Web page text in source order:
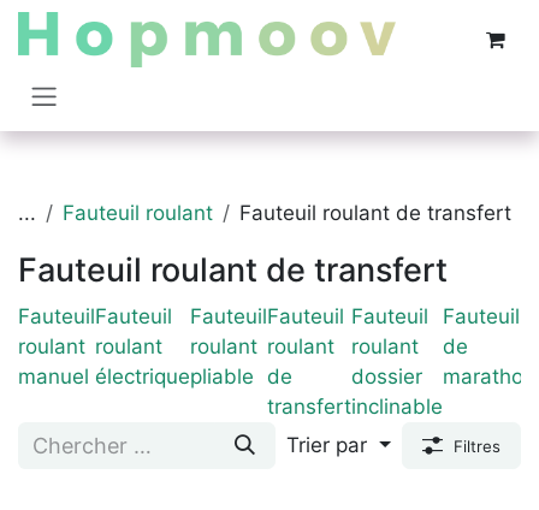
Se rendre au contenu
... Fauteuil roulant Fauteuil roulant de transfert
Fauteuil roulant de transfert
Fauteuil
roulant
manuel
Fauteuil
roulant
électrique
Fauteuil
roulant
pliable
Fauteuil
roulant
de
transfert
Fauteuil
roulant
dossier
inclinable
Fauteuil
de
marathon
Trier par Filtres